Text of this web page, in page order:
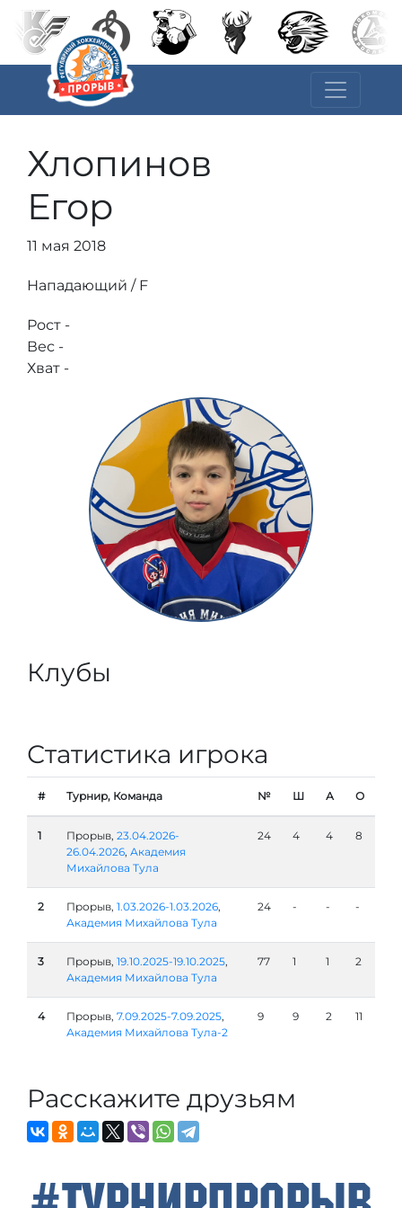
Хлопинов
Егор
11 мая 2018
Нападающий / F
Рост -
Вес -
Хват -
Клубы
Статистика игрока
# Турнир, Команда № Ш А О
1 Прорыв, 23.04.2026-
26.04.2026, Академия
Михайлова Тула
24 4 4 8
2 Прорыв, 1.03.2026-1.03.2026,
Академия Михайлова Тула
24 - - -
3 Прорыв, 19.10.2025-19.10.2025,
Академия Михайлова Тула
77 1 1 2
4 Прорыв, 7.09.2025-7.09.2025,
Академия Михайлова Тула-2
9 9 2 11
Расскажите друзьям